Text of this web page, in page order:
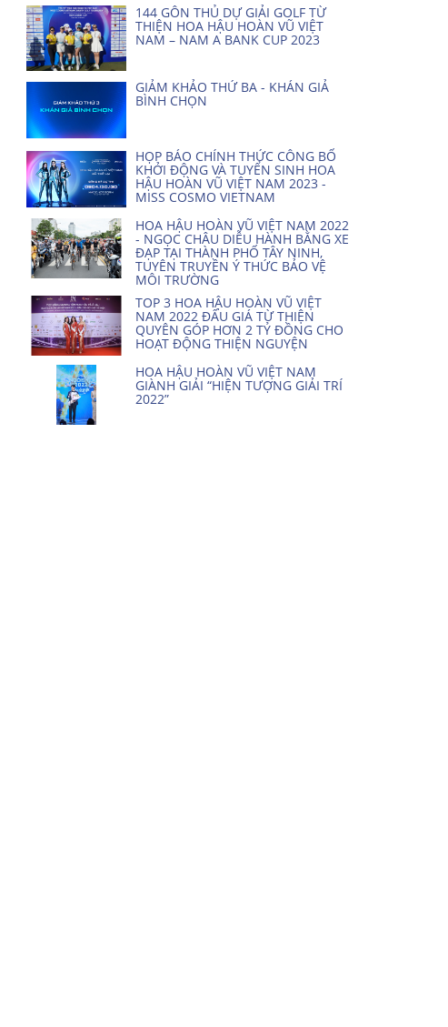
144 GÔN THỦ DỰ GIẢI GOLF TỪ
THIỆN HOA HẬU HOÀN VŨ VIỆT
NAM – NAM A BANK CUP 2023
GIẢM KHẢO THỨ BA - KHÁN GIẢ
BÌNH CHỌN
HỌP BÁO CHÍNH THỨC CÔNG BỐ
KHỞI ĐỘNG VÀ TUYỂN SINH HOA
HẬU HOÀN VŨ VIỆT NAM 2023 -
MISS COSMO VIETNAM
HOA HẬU HOÀN VŨ VIỆT NAM 2022
- NGỌC CHÂU DIỄU HÀNH BẰNG XE
ĐẠP TẠI THÀNH PHỐ TÂY NINH,
TUYÊN TRUYỀN Ý THỨC BẢO VỆ
MÔI TRƯỜNG
TOP 3 HOA HẬU HOÀN VŨ VIỆT
NAM 2022 ĐẤU GIÁ TỪ THIỆN
QUYÊN GÓP HƠN 2 TỶ ĐỒNG CHO
HOẠT ĐỘNG THIỆN NGUYỆN
HOA HẬU HOÀN VŨ VIỆT NAM
GIÀNH GIẢI “HIỆN TƯỢNG GIẢI TRÍ
2022”